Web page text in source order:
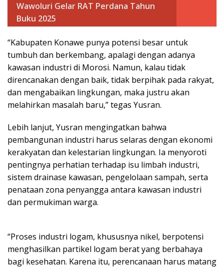
Wawoluri Gelar RAT Perdana Tahun
Buku 2025
“Kabupaten Konawe punya potensi besar untuk
tumbuh dan berkembang, apalagi dengan adanya
kawasan industri di Morosi. Namun, kalau tidak
direncanakan dengan baik, tidak berpihak pada rakyat,
dan mengabaikan lingkungan, maka justru akan
melahirkan masalah baru,” tegas Yusran.
Lebih lanjut, Yusran mengingatkan bahwa
pembangunan industri harus selaras dengan ekonomi
kerakyatan dan kelestarian lingkungan. Ia menyoroti
pentingnya perhatian terhadap isu limbah industri,
sistem drainase kawasan, pengelolaan sampah, serta
penataan zona penyangga antara kawasan industri
dan permukiman warga.
“Proses industri logam, khususnya nikel, berpotensi
menghasilkan partikel logam berat yang berbahaya
bagi kesehatan. Karena itu, perencanaan harus matang